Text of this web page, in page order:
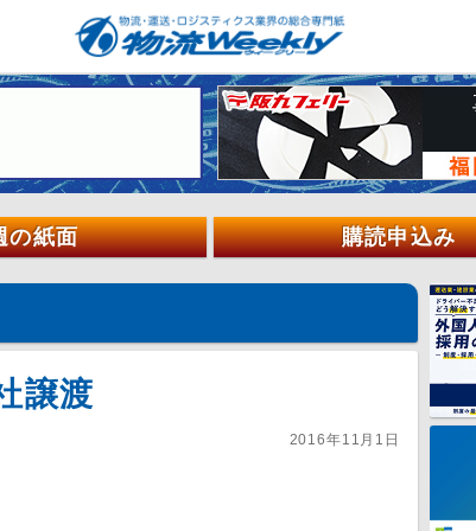
の紙面 購読申込み
譲渡
2016年11月1日